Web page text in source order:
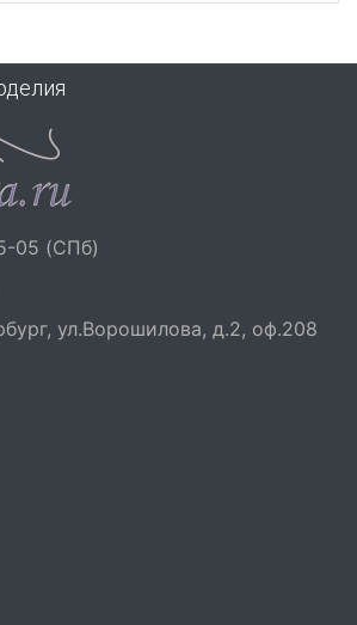
05 (СПб)
ул.Ворошилова, д.2, оф.208